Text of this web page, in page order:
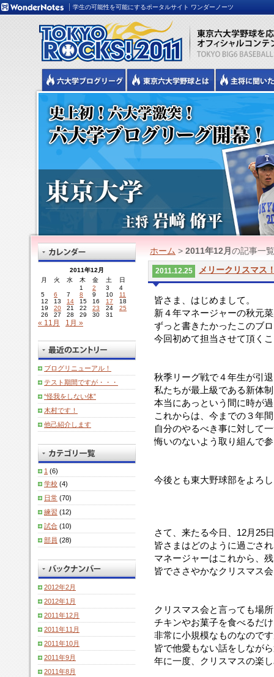
学生の可能性を可能にするポータルサイト ワンダーノーツ
ホーム > 2011年12月 の記事一覧
2011.12.25 メリークリスマス
皆さま、はじめまして。
新４年マネージャーの秋元
ずっと書きたかったこのブ
今回初めて担当させて頂く
秋季リーグ戦で４年生が引
私たちが最上級である新体
本当にあっという間に時が
これからは、今までの３年
自分のやるべき事に対して
悔いのないよう取り組んで
今後とも東大野球部をよろ
さて、来たる今日、12月25
皆さまはどのように過ごさ
マネージャーはこれから、
皆でささやかなクリスマス
クリスマス会と言っても場
チキンやお菓子を食べるだ
非常に小規模なものなので
皆で他愛もない話をしなが
年に一度、クリスマスの楽
2011年12月
月
火 水 木 金 土
日
1
2 3
4
5
6 7 8 9 10
11
12
13 14 15 16 17
18
19
20 21 22 23 24
25
26
27 28 29 30 31
« 11月 1月 »
ブログリニューアル！
テスト期間ですが・・・
“怪我をしない体”
木村です！
他己紹介します
1 (6)
学校 (4)
日常 (70)
練習 (12)
試合 (10)
部員 (28)
2012年2月
2012年1月
2011年12月
2011年11月
2011年10月
2011年9月
2011年8月